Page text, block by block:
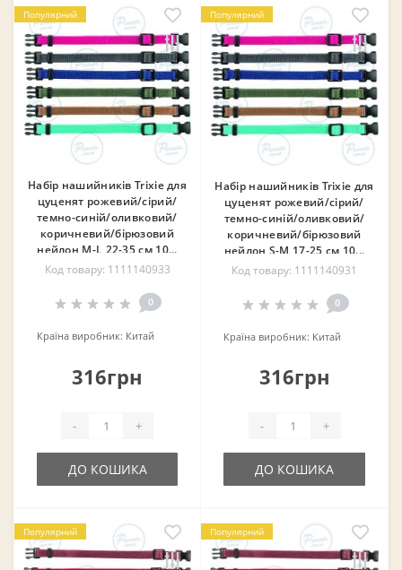
Популярний
Набір нашийників Trixie для
цуценят рожевий/сірий/
темно-синій/оливковий/
коричневий/бірюзовий
нейлон M-L 22-35 см 10...
Код товару: 1111140933
0
Країна виробник: Китай
316грн
- +
ДО КОШИКА
Популярний
Набір нашийників Trixie для
цуценят рожевий/сірий/
темно-синій/оливковий/
коричневий/бірюзовий
нейлон S-M 17-25 см 10...
Код товару: 1111140931
0
Країна виробник: Китай
316грн
- +
ДО КОШИКА
Популярний Популярний